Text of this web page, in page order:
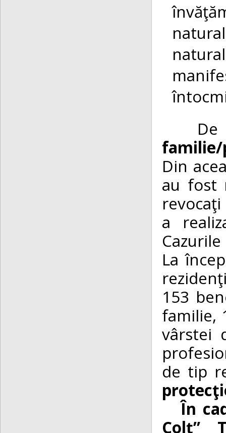
De
Din
au fost
a
La
153
familie,
vârstei
de tip
În
Colţ”